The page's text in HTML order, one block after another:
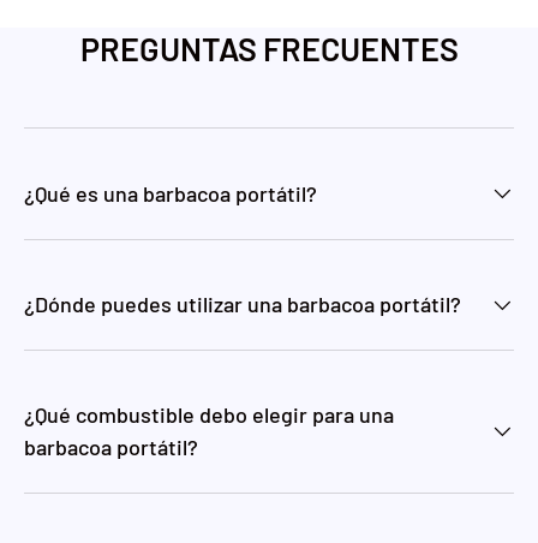
PREGUNTAS FRECUENTES
¿Qué es una barbacoa portátil?
¿Dónde puedes utilizar una barbacoa portátil?
¿Qué combustible debo elegir para una
barbacoa portátil?